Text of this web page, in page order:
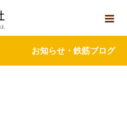
お知らせ・鉄筋ブログ